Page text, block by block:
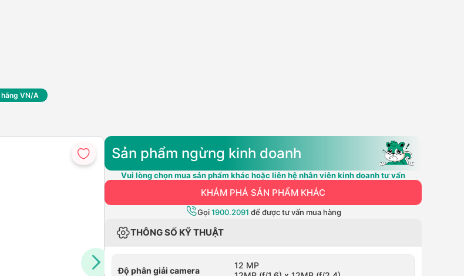
hãng VN/A
Sản phẩm ngừng kinh doanh
Vui lòng chọn mua sản phẩm khác hoặc liên hệ nhân viên kinh doanh tư vấn
KHÁM PHÁ SẢN PHẨM KHÁC
Gọi1900.2091 để được tư vấn mua hàng
THÔNG SỐ KỸ THUẬT
Độ phân giải camera
12 MP